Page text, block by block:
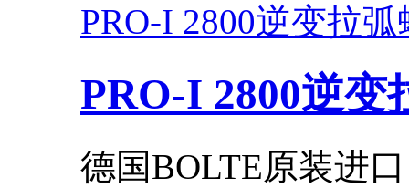
PRO-I 2800逆变拉
PRO-I 2800逆变
德国BOLTE原装进